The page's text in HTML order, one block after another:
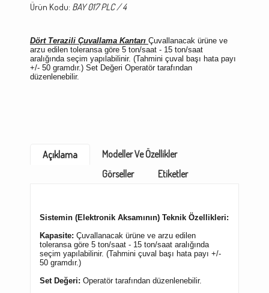
Ürün Kodu: BAY 017 PLC / 4
Dört Terazili Çuvallama Kantarı Çuvallanacak ürüne ve
arzu edilen toleransa göre 5 ton/saat - 15 ton/saat
aralığında seçim yapılabilinir. (Tahmini çuval başı hata payı
+/- 50 gramdır.) Set Değeri Operatör tarafından
düzenlenebilir.
Açıklama
Modeller Ve Özellikler
Görseller
Etiketler
Sistemin (Elektronik Aksamının) Teknik Özellikleri:
Kapasite: Çuvallanacak ürüne ve arzu edilen
toleransa göre 5 ton/saat - 15 ton/saat aralığında
seçim yapılabilinir. (Tahmini çuval başı hata payı +/-
50 gramdır.)
Set Değeri: Operatör tarafından düzenlenebilir.